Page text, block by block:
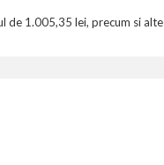
de 1.005,35 lei, precum si alte